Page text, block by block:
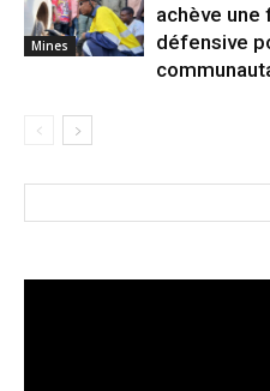
Mines
achève
défensive